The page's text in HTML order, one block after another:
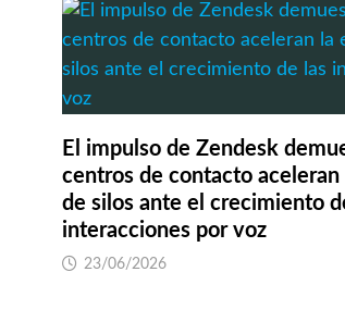
El impulso de Zendesk
centros de contacto
de silos ante el crecimiento
interacciones por voz
23/06/2026